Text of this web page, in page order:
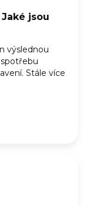
jsou
výslednou
Stále více